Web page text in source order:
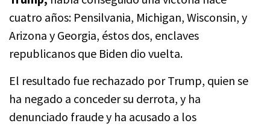
cuatro años: Pensilvania, Michigan, Wisconsin, y
Arizona y Georgia, éstos dos, enclaves
republicanos que Biden dio vuelta.
El resultado fue rechazado por Trump, quien se
ha negado a conceder su derrota, y ha
denunciado fraude y ha acusado a los